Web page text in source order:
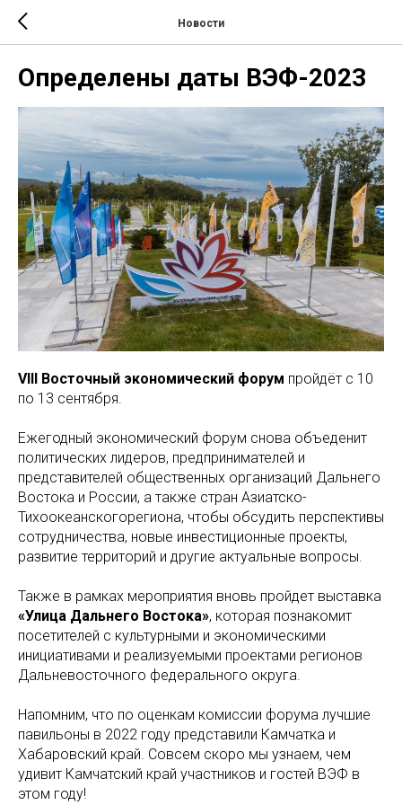
Новости
Определены даты ВЭФ-2023
VIII Восточный экономический форум пройдёт с 10
по 13 сентября.
Ежегодный экономический форум снова объеденит
политических лидеров, предпринимателей и
представителей общественных организаций Дальнего
Востока и России, а также стран Азиатско-
Тихоокеанскогорегиона, чтобы обсудить перспективы
сотрудничества, новые инвестиционные проекты,
развитие территорий и другие актуальные вопросы.
Также в рамках мероприятия вновь пройдет выставка
«Улица Дальнего Востока», которая познакомит
посетителей с культурными и экономическими
инициативами и реализуемыми проектами регионов
Дальневосточного федерального округа.
Напомним, что по оценкам комиссии форума лучшие
павильоны в 2022 году представили Камчатка и
Хабаровский край. Совсем скоро мы узнаем, чем
удивит Камчатский край участников и гостей ВЭФ в
этом году!